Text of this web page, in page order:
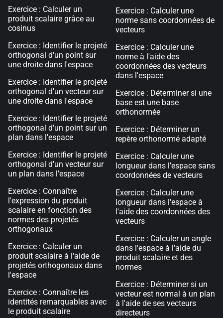
Exercice : Calculer un
produit scalaire grâce au
cosinus
Exercice : Identifier le projeté
orthogonal d'un point sur
une droite dans l'espace
Exercice : Identifier le projeté
orthogonal d'un vecteur sur
une droite dans l'espace
Exercice : Identifier le projeté
orthogonal d'un point sur un
plan dans l'espace
Exercice : Identifier le projeté
orthogonal d'un vecteur sur
un plan dans l'espace
Exercice : Connaître
l'expression du produit
scalaire en fonction des
normes des projetés
orthogonaux
Exercice : Calculer un
produit scalaire à l'aide de
projetés orthogonaux dans
l'espace
Exercice : Connaître les
identités remarquables avec
le produit scalaire
Exercice : Calculer une
norme sans coordonnées de
vecteurs
Exercice : Calculer une
norme à l'aide des
coordonnées des vecteurs
dans l'espace
Exercice : Déterminer si une
base est une base
orthonormée
Exercice : Déterminer un
repère orthonormé adapté
Exercice : Calculer une
longueur dans l'espace sans
coordonnées de vecteurs
Exercice : Calculer une
longueur dans l'espace à
l'aide des coordonnées des
vecteurs
Exercice : Calculer un angle
dans l'espace à l'aide du
produit scalaire et des
normes
Exercice : Déterminer si un
vecteur est normal à un plan
à l'aide de ses vecteurs
directeurs